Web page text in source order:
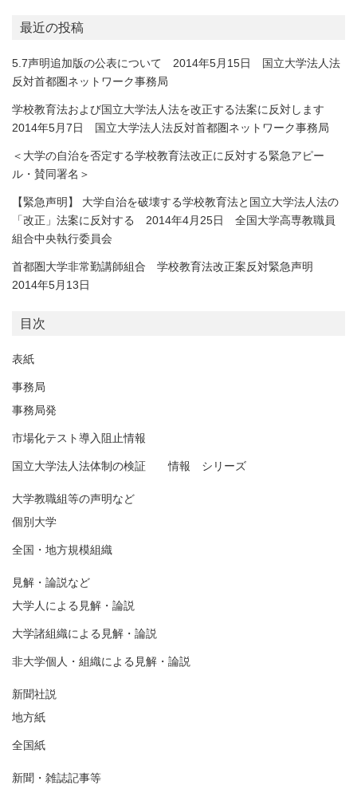
最近の投稿
5.7声明追加版の公表について 2014年5月15日 国立大学法人法
反対首都圏ネットワーク事務局
学校教育法および国立大学法人法を改正する法案に反対します
2014年5月7日 国立大学法人法反対首都圏ネットワーク事務局
＜大学の自治を否定する学校教育法改正に反対する緊急アピー
ル・賛同署名＞
【緊急声明】 大学自治を破壊する学校教育法と国立大学法人法の
「改正」法案に反対する 2014年4月25日 全国大学高専教職員
組合中央執行委員会
首都圏大学非常勤講師組合 学校教育法改正案反対緊急声明
2014年5月13日
目次
表紙
事務局
事務局発
市場化テスト導入阻止情報
国立大学法人法体制の検証 情報 シリーズ
大学教職組等の声明など
個別大学
全国・地方規模組織
見解・論説など
大学人による見解・論説
大学諸組織による見解・論説
非大学個人・組織による見解・論説
新聞社説
地方紙
全国紙
新聞・雑誌記事等